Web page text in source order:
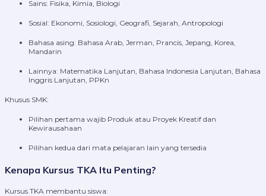
Sains: Fisika, Kimia, Biologi
Sosial: Ekonomi, Sosiologi, Geografi, Sejarah, Antropologi
Bahasa asing: Bahasa Arab, Jerman, Prancis, Jepang, Korea,
Mandarin
Lainnya: Matematika Lanjutan, Bahasa Indonesia Lanjutan, Bahasa
Inggris Lanjutan, PPKn
Khusus SMK:
Pilihan pertama wajib Produk atau Proyek Kreatif dan
Kewirausahaan
Pilihan kedua dari mata pelajaran lain yang tersedia
Kenapa Kursus TKA Itu Penting?
Kursus TKA membantu siswa: